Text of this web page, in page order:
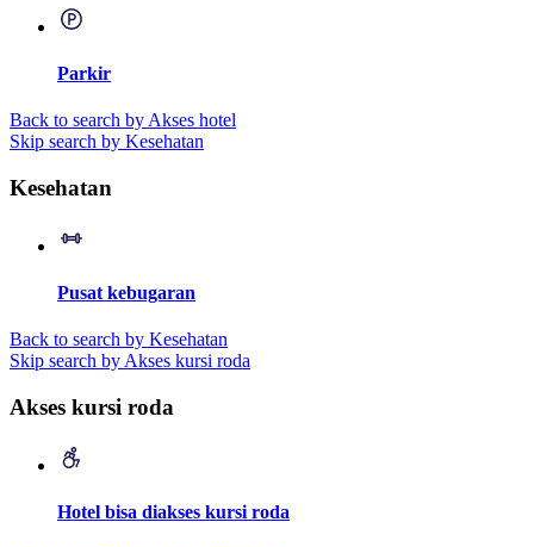
Parkir
Back to search by Akses hotel
Skip search by Kesehatan
Kesehatan
Pusat kebugaran
Back to search by Kesehatan
Skip search by Akses kursi roda
Akses kursi roda
Hotel bisa diakses kursi roda